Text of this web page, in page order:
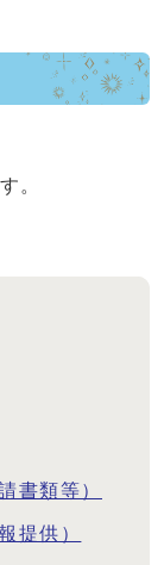
。
類等）
供）